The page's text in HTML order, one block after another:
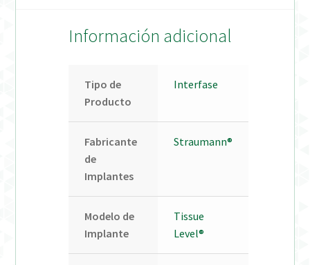
Información adicional
Tipo de
Producto
Interfase
Fabricante
de
Implantes
Straumann®
Modelo de
Implante
Tissue
Level®